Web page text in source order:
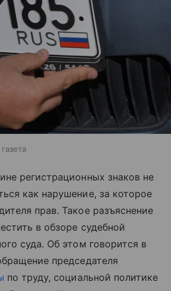
регистрационных знаков не
как нарушение, за которое
прав. Такое разъяснение
в обзоре судебной
суда. Об этом говорится в
председателя
по труду, социальной политике